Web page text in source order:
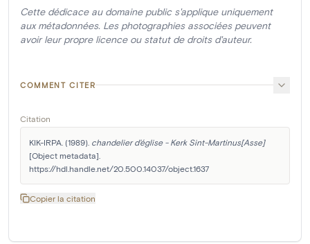
Cette dédicace au domaine public s'applique uniquement
aux métadonnées. Les photographies associées peuvent
avoir leur propre licence ou statut de droits d'auteur.
COMMENT CITER
Citation
KIK-IRPA. (1989). chandelier d'église - Kerk Sint-Martinus[Asse]
[Object metadata].
https://hdl.handle.net/20.500.14037/object.1637
Copier la citation